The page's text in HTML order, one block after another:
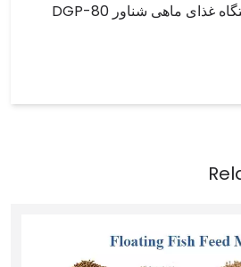
خرید موفقیت آمیز دستگاه غذای ماهی شناور DGP-80